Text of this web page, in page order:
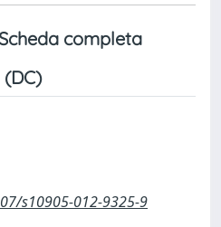
completa
s10905-012-9325-9